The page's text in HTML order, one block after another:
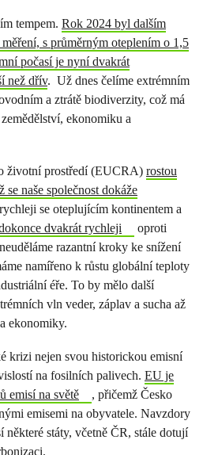
tempem. Rok 2024 byl dalším
s průměrným oteplením o 1,5
počasí je nyní dvakrát
než dřív. Už dnes čelíme extrémním
a ztrátě biodiverzity, což má
ekonomiku a
životní prostředí (EUCRA) rostou
naše společnost dokáže
se oteplujícím kontinentem a
dvakrát rychleji
oproti
razantní kroky ke snížení
namířeno k růstu globální teploty
éře. To by mělo další
vln veder, záplav a sucha až
ekonomiky.
krizi nejen svou historickou emisní
na fosilních palivech. EU je
emisí na světě
, přičemž Česko
emisemi na obyvatele. Navzdory
státy, včetně ČR, stále dotují